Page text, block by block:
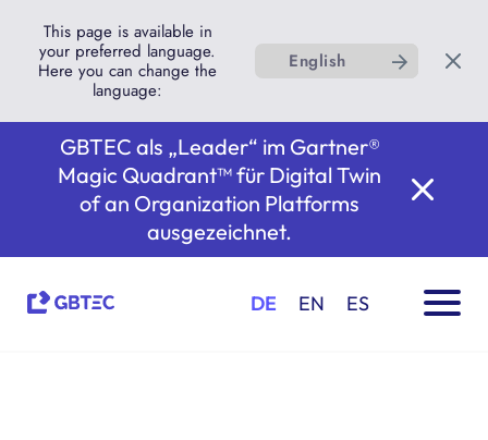
This page is available in
your preferred language.
Here you can change the
language:
English
GBTEC als „Leader“ im Gartner®
Magic Quadrant™ für Digital Twin
of an Organization Platforms
ausgezeichnet.
DE EN ES